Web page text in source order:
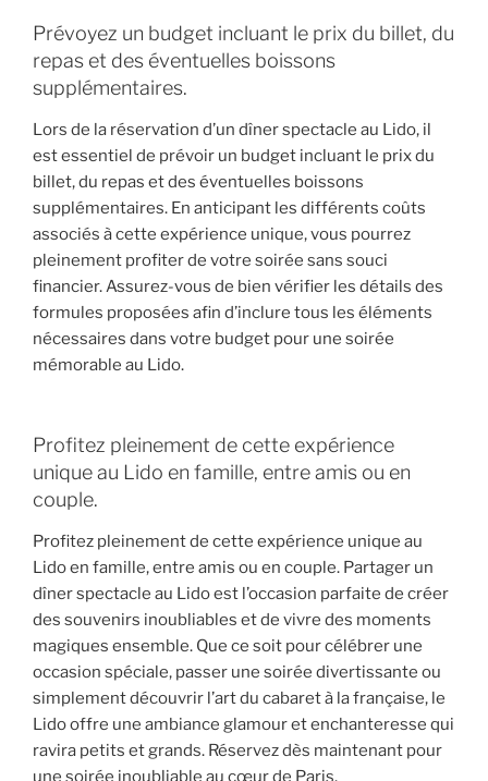
Prévoyez un budget incluant le prix du billet, du
repas et des éventuelles boissons
supplémentaires.
Lors de la réservation d’un dîner spectacle au Lido, il
est essentiel de prévoir un budget incluant le prix du
billet, du repas et des éventuelles boissons
supplémentaires. En anticipant les différents coûts
associés à cette expérience unique, vous pourrez
pleinement profiter de votre soirée sans souci
financier. Assurez-vous de bien vérifier les détails des
formules proposées afin d’inclure tous les éléments
nécessaires dans votre budget pour une soirée
mémorable au Lido.
Profitez pleinement de cette expérience
unique au Lido en famille, entre amis ou en
couple.
Profitez pleinement de cette expérience unique au
Lido en famille, entre amis ou en couple. Partager un
dîner spectacle au Lido est l’occasion parfaite de créer
des souvenirs inoubliables et de vivre des moments
magiques ensemble. Que ce soit pour célébrer une
occasion spéciale, passer une soirée divertissante ou
simplement découvrir l’art du cabaret à la française, le
Lido offre une ambiance glamour et enchanteresse qui
ravira petits et grands. Réservez dès maintenant pour
une soirée inoubliable au cœur de Paris.